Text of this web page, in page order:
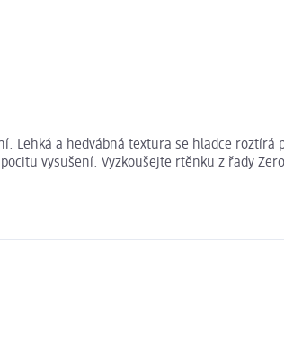
a hedvábná textura se hladce roztírá
vysušení. Vyzkoušejte rtěnku z řady